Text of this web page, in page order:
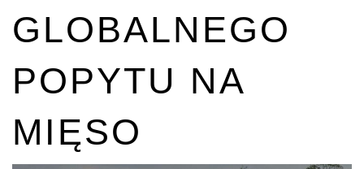
GLOBALNEGO
POPYTU NA
MIĘSO